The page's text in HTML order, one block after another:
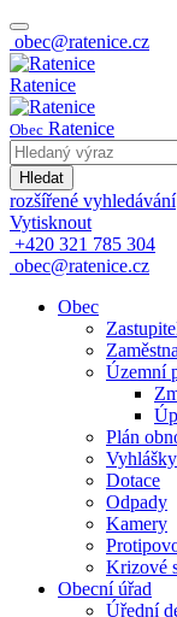
obec@ratenice.cz
Ratenice
Obec Ratenice
Hledat
rozšířené vyhledávání
Vytisknout
+420 321 785 304
obec@ratenice.cz
Obec
Územní
Plán
Dotace
Odpady
Kamery
Krizové
Obecní úřad
Úřední